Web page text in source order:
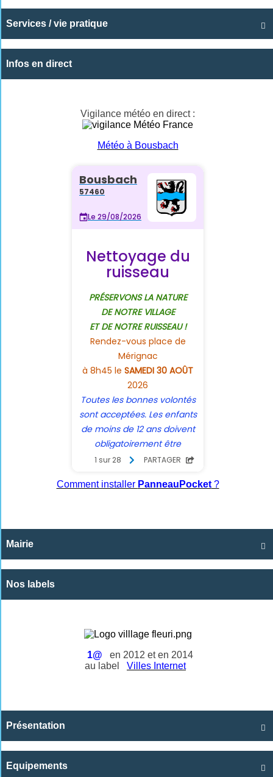

Services / vie pratique
Infos en direct
Vigilance météo en direct :
Météo à Bousbach
Comment installer PanneauPocket?

Mairie
Nos labels
1@
en 2012 et en 2014
au label
Villes Internet

Présentation

Equipements